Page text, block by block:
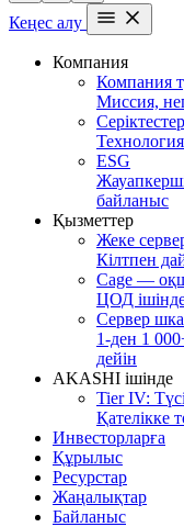
Кеңес алу
Компания
Компания
Миссия,
Серіктестер
ESG
байланыс
Қызметтер
Жеке
Кілтпен
Cage —
ЦОД
Сервер
1-ден 1
дейін
AKASHI ішінде
Tier IV:
Қателікке
Инвесторларға
Құрылыс
Ресурстар
Жаңалықтар
Байланыс